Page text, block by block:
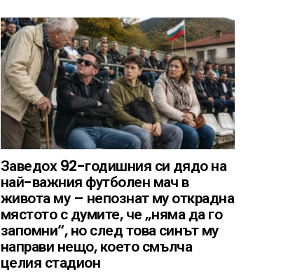
Заведох 92-годишния си дядо на
най-важния футболен мач в
живота му – непознат му открадна
мястото с думите, че „няма да го
запомни“, но след това синът му
направи нещо, което смълча
целия стадион